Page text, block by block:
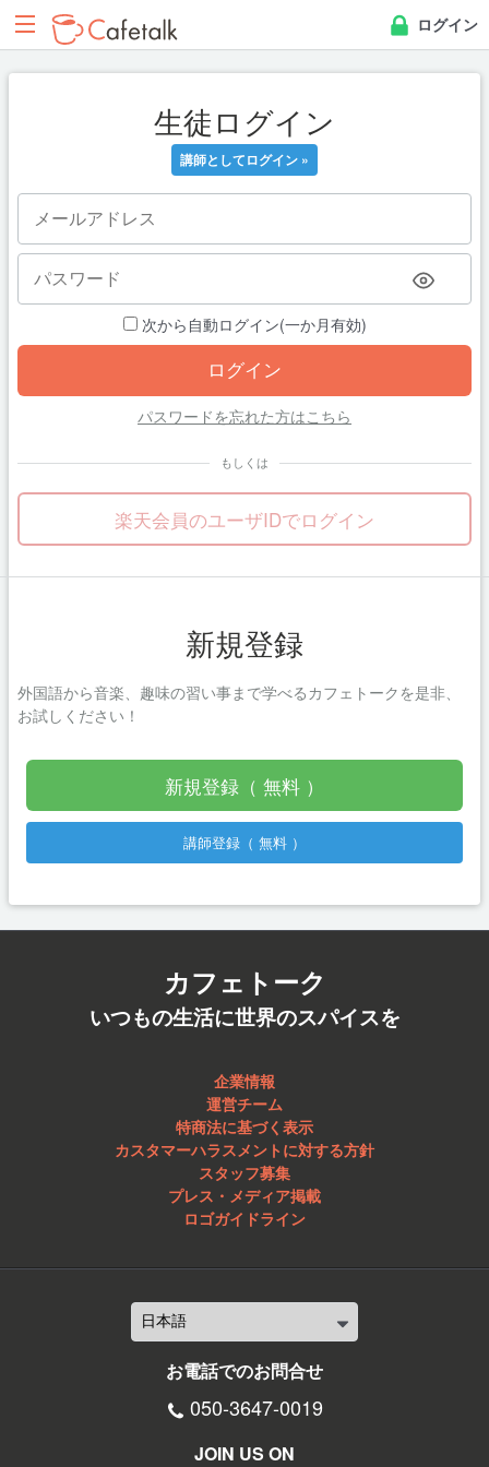
ログイン
生徒ログイン
講師としてログイン »
次から自動ログイン(一か月有効)
パスワードを忘れた方はこちら
もしくは
楽天会員のユーザIDでログイン
新規登録
外国語から音楽、趣味の習い事まで学べるカフェトークを是非、
お試しください！
新規登録（ 無料 ）
講師登録（ 無料 ）
カフェトーク
いつもの生活に世界のスパイスを
企業情報
運営チーム
特商法に基づく表示
カスタマーハラスメントに対する方針
スタッフ募集
プレス・メディア掲載
ロゴガイドライン
お電話でのお問合せ
050-3647-0019
JOIN US ON